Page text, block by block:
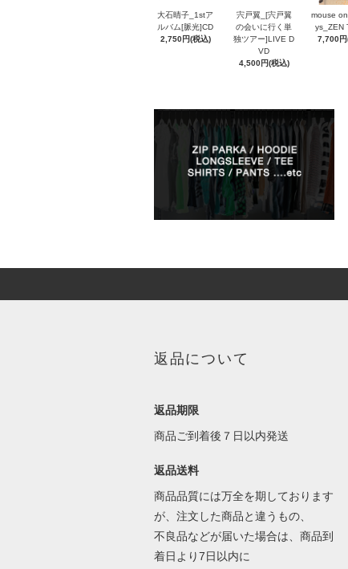
大石晴子_1stア
ルバム[脈光]CD
2,750円(税込)
宍戸翼_[宍戸翼
の会いに行く単
独ツアー]LIVE D
VD
4,500円(税込)
mouse
ys_ZEN
7,700円
返品について
返品期限
商品ご到着後７日以内発送
返品送料
商品品質には万全を期しております
が、注文した商品と違うもの、
不良品などが届いた場合は、商品到
着日より7日以内に